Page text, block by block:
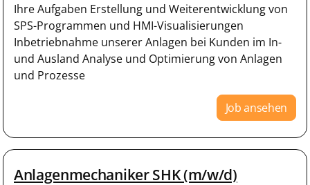
Ihre Aufgaben Erstellung und Weiterentwicklung von
SPS-Programmen und HMI-Visualisierungen
Inbetriebnahme unserer Anlagen bei Kunden im In-
und Ausland Analyse und Optimierung von Anlagen
und Prozesse
Job ansehen
Anlagenmechaniker SHK (m/w/d)